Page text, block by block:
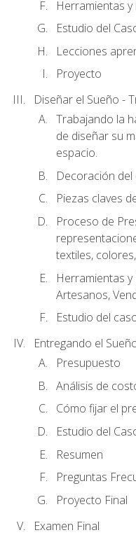
Herramientas
Estudio del
Lecciones
Proyecto
Diseñar el Sueño -
Trabajando la
de diseñar su
espacio.
Decoración del
Piezas claves
Proceso de
textiles,
Herramientas
Artesanos,
Estudio del
Entregando el
Presupuesto
Análisis de
Cómo fijar el
Estudio del
Resumen
Preguntas
Proyecto Final
Examen Final